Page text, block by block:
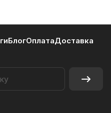
БлогОплатаДоставка